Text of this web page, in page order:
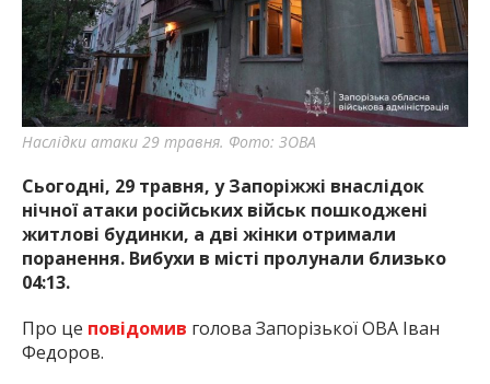
найважливішу інформацію про події
міста Запоріжжя та області.
Наслідки атаки 29 травня. Фото: ЗОВА
Сьогодні, 29 травня, у Запоріжжі внаслідок
нічної атаки російських військ пошкоджені
житлові будинки, а дві жінки отримали
поранення. Вибухи в місті пролунали близько
04:13.
Про це повідомив голова Запорізької ОВА Іван
Федоров.